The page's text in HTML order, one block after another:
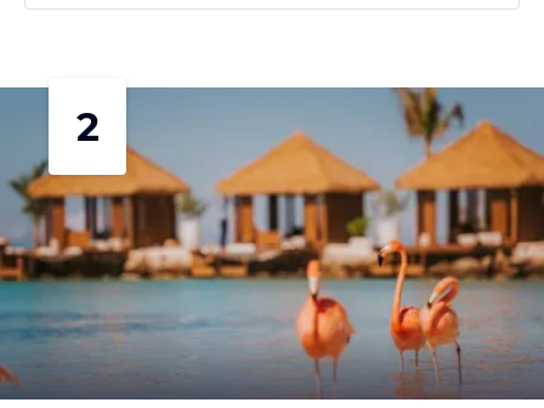
2